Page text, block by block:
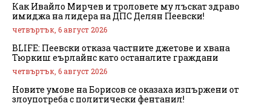
Как Ивайло Мирчев и троловете му лъскат здраво
имиджа на лидера на ДПС Делян Пеевски!
четвъртък, 6 август 2026
BLIFE: Пеевски отказа частните джетове и хвана
Тюркиш еърлайнс като останалите граждани
четвъртък, 6 август 2026
Новите умове на Борисов се оказаха изпържени от
злоупотреба с политически фентанил!